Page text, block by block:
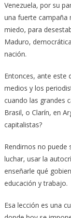
Venezuela, por su
una fuerte campaña
miedo, para
Maduro,
nación.
Entonces, ante este
medios y los
cuando las grandes
Brasil, o Clarín, en
capitalistas?
Rendirnos no puede
luchar, usar la
enseñarle qué
educación y trabajo.
Esa lección es una